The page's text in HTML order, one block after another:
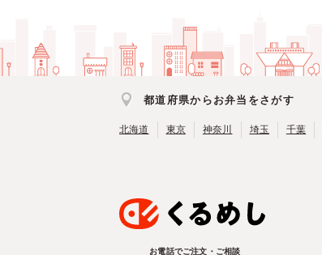
都道府県からお弁当をさがす
北海道 東京 神奈川 埼玉 千葉
お電話でご注文・ご相談